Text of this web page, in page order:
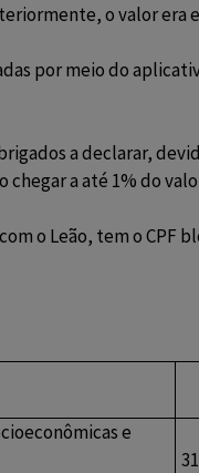
o valor era
por meio do
a declarar,
chegar a até 1% do
o Leão, tem o CPF
e